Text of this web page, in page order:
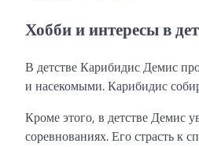
Хобби и интересы в
В детстве Карибидис Демис
и насекомыми. Карибидис
Кроме этого, в детстве Демис
соревнованиях. Его страсть к